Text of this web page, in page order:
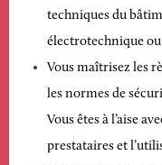
techniques du
électrotechnique
Vous maîtrisez les
les normes de
Vous êtes à l’aise
prestataires et